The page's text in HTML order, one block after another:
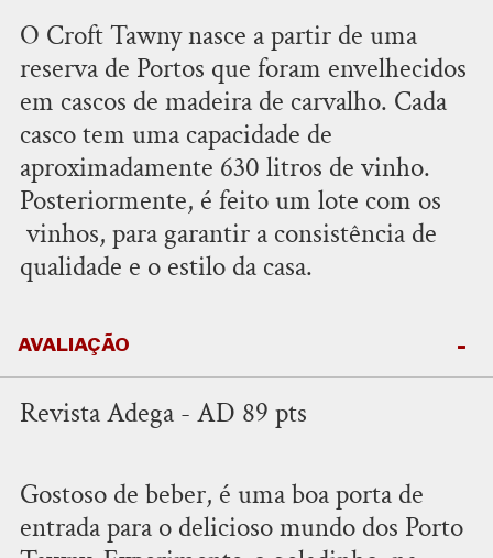
O Croft Tawny nasce a partir de uma
reserva de Portos que foram envelhecidos
em cascos de madeira de carvalho. Cada
casco tem uma capacidade de
aproximadamente 630 litros de vinho.
Posteriormente, é feito um lote com os
vinhos, para garantir a consistência de
qualidade e o estilo da casa.
AVALIAÇÃO
Revista Adega - AD 89 pts
Gostoso de beber, é uma boa porta de
entrada para o delicioso mundo dos Porto